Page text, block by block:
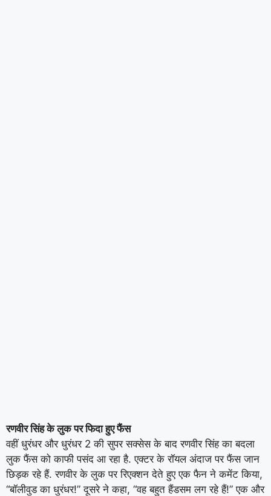
रणवीर सिंह के लुक पर फिदा हुए फैंस
वहीं धुरंधर और धुरंधर 2 की सुपर सक्सेस के बाद रणवीर सिंह का बदला
लुक फैंस को काफी पसंद आ रहा है. एक्टर के रॉयल अंदाज पर फैंस जान
छिड़क रहे हैं. रणवीर के लुक पर रिएक्शन देते हुए एक फैन ने कमेंट किया,
“बॉलीवुड का धुरंधर!” दूसरे ने कहा, “वह बहुत हैंडसम लग रहे हैं!” एक और